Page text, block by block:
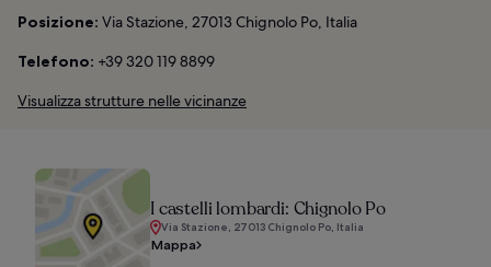
Posizione: Via Stazione, 27013 Chignolo Po, Italia
Telefono: +39 320 119 8899
Visualizza strutture nelle vicinanze
I castelli lombardi: Chignolo Po
Via Stazione, 27013 Chignolo Po, Italia
Mappa